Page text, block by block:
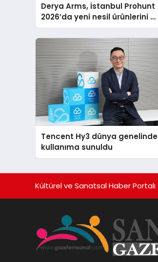
Derya Arms, İstanbul Prohunt
2026’da yeni nesil ürünlerini ve
global marka vizyonunu
sergiledi
Tencent Hy3 dünya genelinde
kullanıma sunuldu
Kültürel ve Sanatsal Haber Portalı